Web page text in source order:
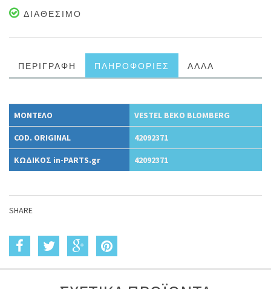
ΔΙΑΘΕΣΙΜΟ
ΠΕΡΙΓΡΑΦΗ ΠΛΗΡΟΦΟΡΙΕΣ ΑΛΛΑ
ΜΟΝΤΕΛΟ VESTEL BEKO BLOMBERG
COD. ORIGINAL 42092371
ΚΩΔΙΚΟΣ in-PARTS.gr 42092371
SHARE